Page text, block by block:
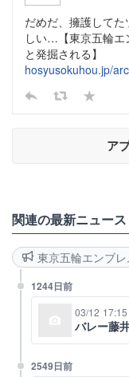
だめだ、擁護して
しい…【東京五輪エ
と発掘される】
hosyusokuhou.jp/
ア
関連の最新ニュース
東京五輪エンブレ
1244日前
03/12 17:15
バレー藤
2549日前